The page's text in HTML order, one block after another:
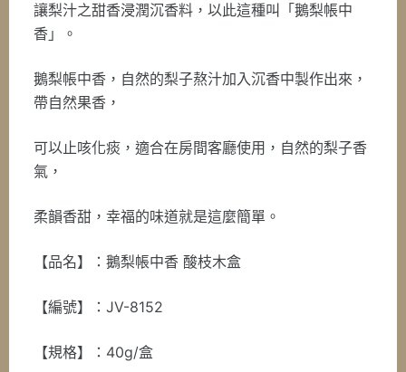
讓梨汁之甜香浸潤沉香料，以此這種叫「鵝梨帳中
香」。
鵝梨帳中香，自然的梨子熬汁加入沉香中製作出來，
帶自然果香，
可以止咳化痰，適合在房間客廳使用，自然的梨子香
氣，
柔韻香甜，幸福的味道就是這麼簡單。
【品名】：鵝梨帳中香 酸枝木盒
【編號】：JV-8152
【規格】：40g/盒